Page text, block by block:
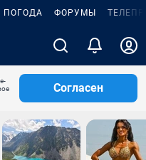
ПОГОДА ФОРУМЫ
Согласен